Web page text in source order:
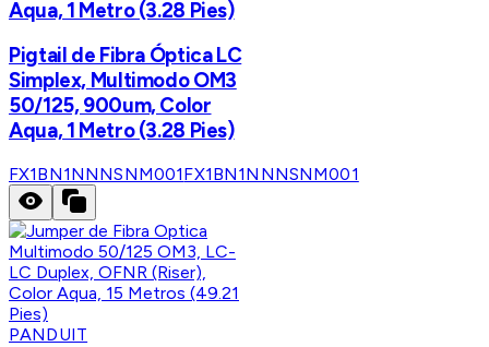
Aqua, 1 Metro (3.28 Pies)
Pigtail de Fibra Óptica LC
Simplex, Multimodo OM3
50/125, 900um, Color
Aqua, 1 Metro (3.28 Pies)
FX1BN1NNNSNM001FX1BN1NNNSNM001
PANDUIT